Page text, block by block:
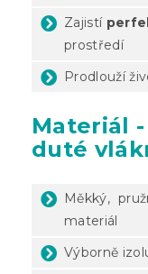
Zajistí
prostředí
Prodlouží
Materiál
duté
Měkký,
materiál
Výborně